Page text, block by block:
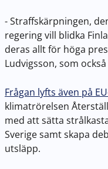
- Straffskärpningen,
regering vill blidka
deras allt för höga
Ludvigsson, som
Frågan lyfts även på
klimatrörelsen
med att sätta
Sverige samt skapa
utsläpp.